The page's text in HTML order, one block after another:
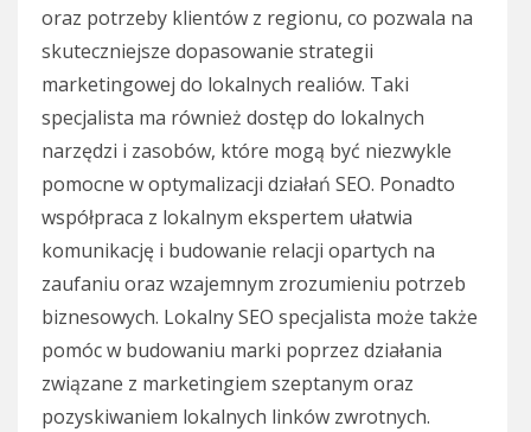
oraz potrzeby klientów z regionu, co pozwala na
skuteczniejsze dopasowanie strategii
marketingowej do lokalnych realiów. Taki
specjalista ma również dostęp do lokalnych
narzędzi i zasobów, które mogą być niezwykle
pomocne w optymalizacji działań SEO. Ponadto
współpraca z lokalnym ekspertem ułatwia
komunikację i budowanie relacji opartych na
zaufaniu oraz wzajemnym zrozumieniu potrzeb
biznesowych. Lokalny SEO specjalista może także
pomóc w budowaniu marki poprzez działania
związane z marketingiem szeptanym oraz
pozyskiwaniem lokalnych linków zwrotnych.